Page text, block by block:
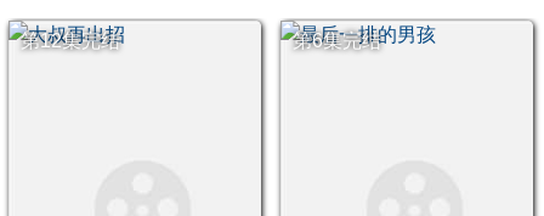
第12集完结 第6集完结